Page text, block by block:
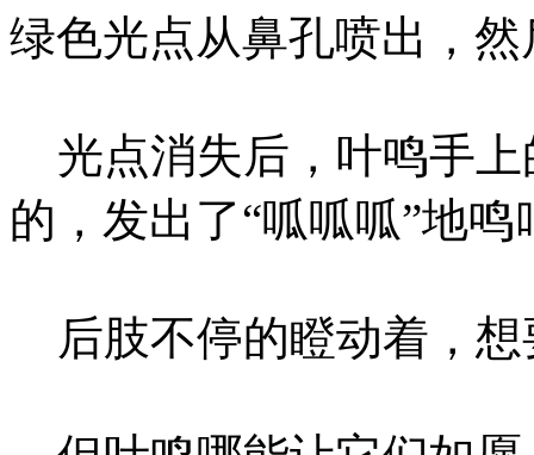
绿色光点从鼻孔喷出，
光点消失后，叶鸣手上
的，发出了“呱呱呱”地
后肢不停的瞪动着，想